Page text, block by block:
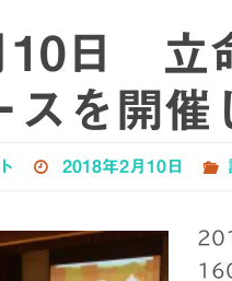
10日 立
スを開催
2018年2月10日